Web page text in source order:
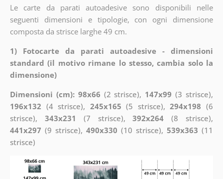
Le carte da parati autoadesive sono disponibili nelle
seguenti dimensioni e tipologie, con ogni dimensione
composta da strisce larghe 49 cm.
1) Fotocarte da parati autoadesive - dimensioni
standard (il motivo rimane lo stesso, cambia solo la
dimensione)
Dimensioni (cm): 98x66 (2 strisce), 147x99 (3 strisce),
196x132 (4 strisce), 245x165 (5 strisce),294x198 (6
strisce), 343x231 (7 strisce),392x264 (8 strisce),
441x297 (9 strisce), 490x330 (10 strisce),539x363 (11
strisce)